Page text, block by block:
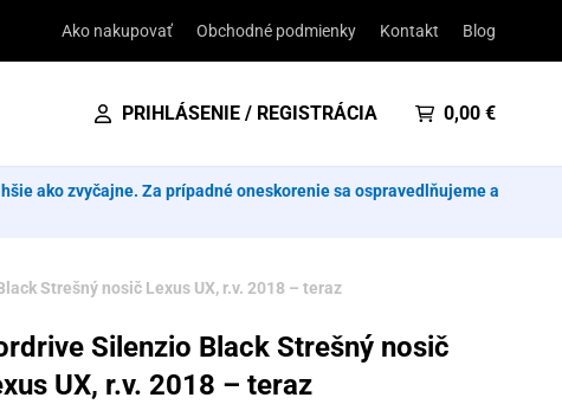
Ako nakupovať Obchodné podmienky Kontakt Blog
PRIHLÁSENIE / REGISTRÁCIA 0,00 €
ako zvyčajne. Za prípadné oneskorenie sa ospravedlňujeme a
Strešný nosič Lexus UX, r.v. 2018 – teraz
Silenzio Black Strešný nosič
UX, r.v. 2018 – teraz